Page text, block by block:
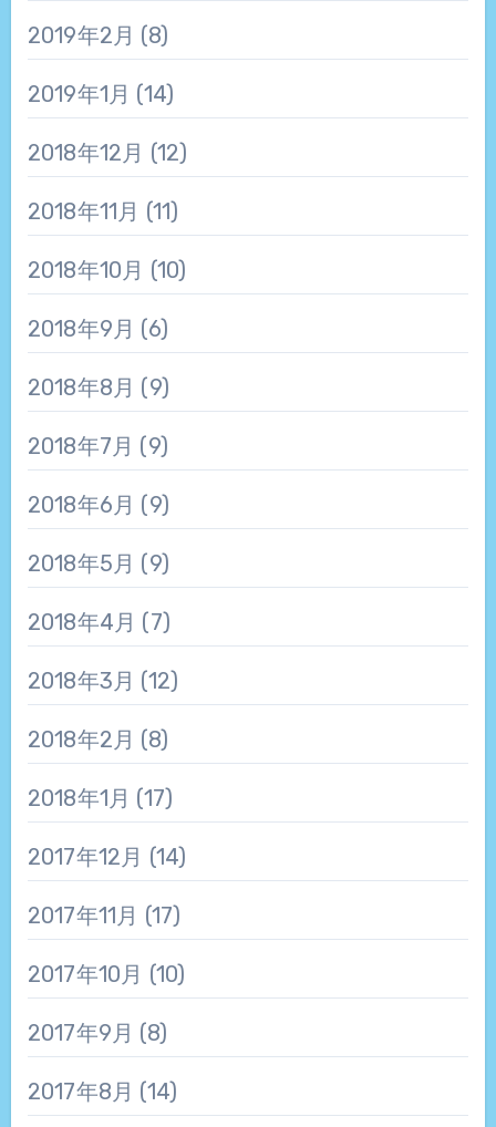
2019年2月 (8)
2019年1月 (14)
2018年12月 (12)
2018年11月 (11)
2018年10月 (10)
2018年9月 (6)
2018年8月 (9)
2018年7月 (9)
2018年6月 (9)
2018年5月 (9)
2018年4月 (7)
2018年3月 (12)
2018年2月 (8)
2018年1月 (17)
2017年12月 (14)
2017年11月 (17)
2017年10月 (10)
2017年9月 (8)
2017年8月 (14)